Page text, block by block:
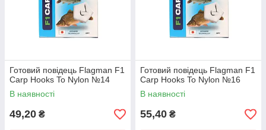
Готовий повідець Flagman F1
Carp Hooks To Nylon №14
В наявності
49,20 ₴
Готовий повідець Flagman F1
Carp Hooks To Nylon №16
В наявності
55,40 ₴